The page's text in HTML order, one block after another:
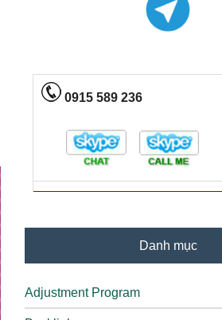
0915 589 236
Danh mục
Adjustment Program